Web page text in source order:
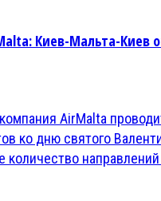
Киев-Мальта-Киев
AirMalta
ко дню святого
количество направлений